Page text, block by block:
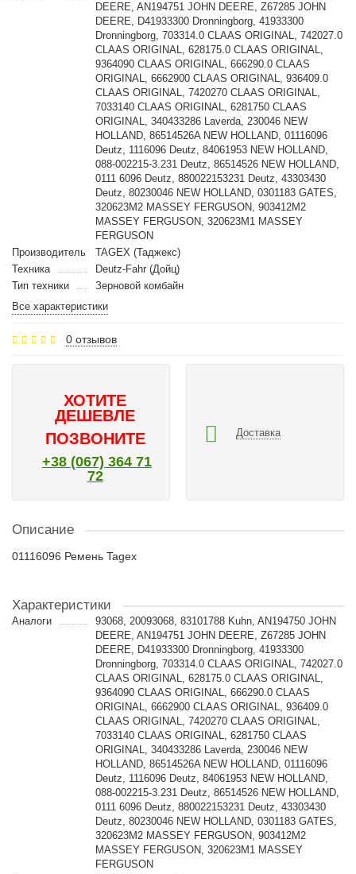
DEERE, AN194751 JOHN DEERE, Z67285 JOHN
DEERE, D41933300 Dronningborg, 41933300
Dronningborg, 703314.0 CLAAS ORIGINAL, 742027.0
CLAAS ORIGINAL, 628175.0 CLAAS ORIGINAL,
9364090 CLAAS ORIGINAL, 666290.0 CLAAS
ORIGINAL, 6662900 CLAAS ORIGINAL, 936409.0
CLAAS ORIGINAL, 7420270 CLAAS ORIGINAL,
7033140 CLAAS ORIGINAL, 6281750 CLAAS
ORIGINAL, 340433286 Laverda, 230046 NEW
HOLLAND, 86514526A NEW HOLLAND, 01116096
Deutz, 1116096 Deutz, 84061953 NEW HOLLAND,
088-002215-3.231 Deutz, 86514526 NEW HOLLAND,
0111 6096 Deutz, 880022153231 Deutz, 43303430
Deutz, 80230046 NEW HOLLAND, 0301183 GATES,
320623M2 MASSEY FERGUSON, 903412M2
MASSEY FERGUSON, 320623M1 MASSEY
FERGUSON
Производитель
TAGEX (Таджекс)
Техника
Deutz-Fahr (Дойц)
Тип техники
Зерновой комбайн
Все характеристики
0 отзывов
ХОТИТЕ
ДЕШЕВЛЕ
ПОЗВОНИТЕ
+38 (067) 364 71
72
Доставка
Описание
01116096 Ремень Tagex
Характеристики
Аналоги
93068, 20093068, 83101788 Kuhn, AN194750 JOHN
DEERE, AN194751 JOHN DEERE, Z67285 JOHN
DEERE, D41933300 Dronningborg, 41933300
Dronningborg, 703314.0 CLAAS ORIGINAL, 742027.0
CLAAS ORIGINAL, 628175.0 CLAAS ORIGINAL,
9364090 CLAAS ORIGINAL, 666290.0 CLAAS
ORIGINAL, 6662900 CLAAS ORIGINAL, 936409.0
CLAAS ORIGINAL, 7420270 CLAAS ORIGINAL,
7033140 CLAAS ORIGINAL, 6281750 CLAAS
ORIGINAL, 340433286 Laverda, 230046 NEW
HOLLAND, 86514526A NEW HOLLAND, 01116096
Deutz, 1116096 Deutz, 84061953 NEW HOLLAND,
088-002215-3.231 Deutz, 86514526 NEW HOLLAND,
0111 6096 Deutz, 880022153231 Deutz, 43303430
Deutz, 80230046 NEW HOLLAND, 0301183 GATES,
320623M2 MASSEY FERGUSON, 903412M2
MASSEY FERGUSON, 320623M1 MASSEY
FERGUSON